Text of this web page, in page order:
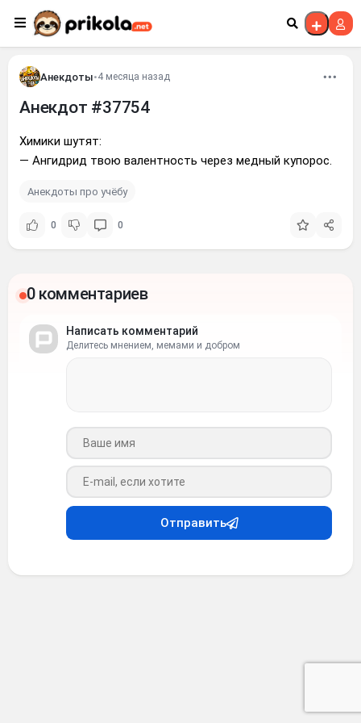
Перейти к контенту
Анекдоты•4 месяца назад
Анекдот #37754
Химики шутят:
— Ангидрид твою валентность через медный купорос.
Анекдоты про учёбу
0 0
0 комментариев
Написать комментарий
Делитесь мнением, мемами и добром
Ваше имя
Ваш e-mail
Отправить